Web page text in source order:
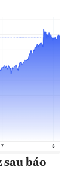
sau báo